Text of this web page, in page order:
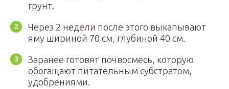
грунт.
Через 2 недели после этого выкапывают
яму шириной 70 см, глубиной 40 см.
Заранее готовят почвосмесь, которую
обогащают питательным субстратом,
удобрениями.